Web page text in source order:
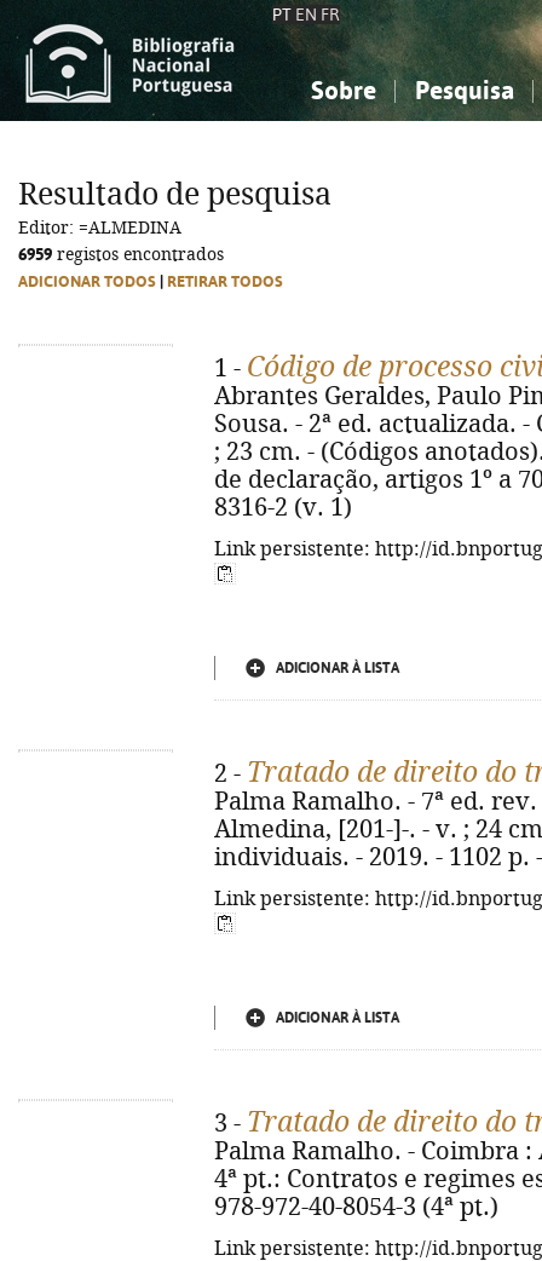
PT EN FR
Sobre Pesquisa
Ciências sociais...
Ciências sociais...
Resultado de pesquisa
Editor: =ALMEDINA
6959 registos encontrados
ADICIONAR TODOS RETIRAR TODOS
1 - Código de processo
Abrantes Geraldes, Paulo
Sousa. - 2ª ed. actualizada.
; 23 cm. - (Códigos
de declaração, artigos 1º a
8316-2 (v. 1)
Link persistente: http://
ADICIONAR À LISTA
2 - Tratado de direito do
Palma Ramalho. - 7ª ed.
Almedina, [201-]-. - v. ; 24
individuais. - 2019. - 1102 p.
Link persistente: http://
ADICIONAR À LISTA
3 - Tratado de direito do
Palma Ramalho. - Coimbra
4ª pt.: Contratos e regimes
978-972-40-8054-3 (4ª pt.)
Link persistente: http://